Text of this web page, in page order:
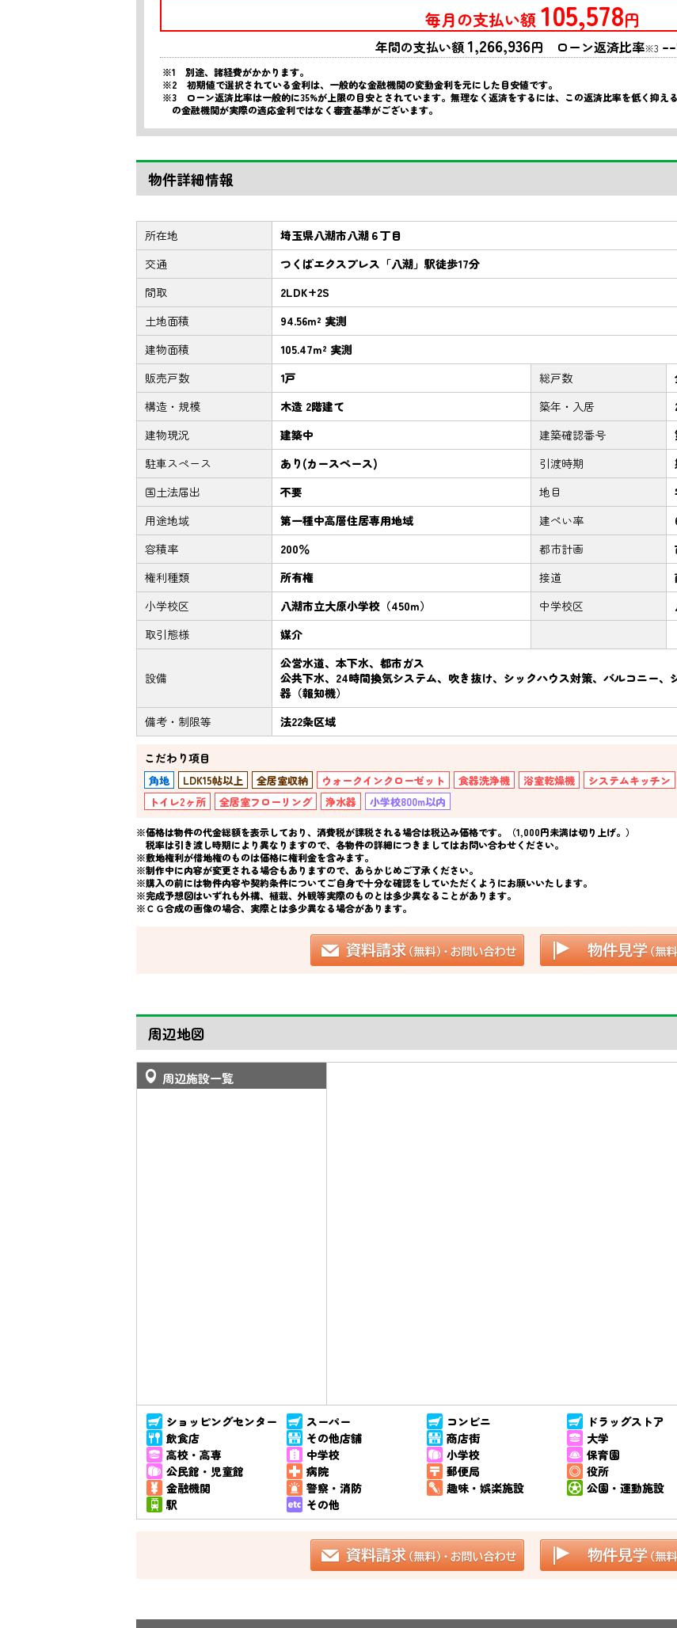
毎月の支払い額 105,578円
年間の支払い額1,266,936円 ローン返済比率※3 --
※1 別途、諸経費がかかります。
※2 初期値で選択されている金利は、一般的な金融機関の変動金利を元にした目安値です。
※3 ローン返済比率は一般的に35%が上限の目安とされています。無理なく返済をするには、この返済比率を低く抑え
の金融機関が実際の適応金利ではなく審査基準がございます。
物件詳細情報
所在地
埼玉県八潮市八潮６丁目
交通
つくばエクスプレス「八潮」駅徒歩17分
間取
2LDK+2S
土地面積
94.56m² 実測
建物面積
105.47m² 実測
販売戸数
1戸 総戸数
構造・規模
木造 2階建て 築年・入居
建物現況
建築中 建築確認番号
駐車スペース
あり(カースペース) 引渡時期
国土法届出
不要 地目
用途地域
第一種中高層住居専用地域 建ぺい率
容積率
200％ 都市計画
権利種類
所有権 接道
小学校区
八潮市立大原小学校（450m） 中学校区
取引態様
媒介
設備
公営水道、本下水、都市ガス
公共下水、24時間換気システム、吹き抜け、シックハウス対策、バルコニー
器（報知機）
備考・制限等
法22条区域
こだわり項目
角地 LDK15帖以上 全居室収納 ウォークインクローゼット 食器洗浄機 浴室乾燥機 システムキッチン
トイレ2ヶ所
全居室フローリング 浄水器 小学校800m以内
※価格は物件の代金総額を表示しており、消費税が課税される場合は税込み価格です。（1,000円未満は切り上げ。）
税率は引き渡し時期により異なりますので、各物件の詳細につきましてはお問い合わせください。
※敷地権利が借地権のものは価格に権利金を含みます。
※制作中に内容が変更される場合もありますので、あらかじめご了承ください。
※購入の前には物件内容や契約条件についてご自身で十分な確認をしていただくようにお願いいたします。
※完成予想図はいずれも外構、植栽、外観等実際のものとは多少異なることがあります。
※ＣＧ合成の画像の場合、実際とは多少異なる場合があります。
周辺地図
周辺施設一覧
ショッピングセンター スーパー コンビニ ドラッグストア
飲食店
その他店舗 商店街 大学
高校・高専
中学校 小学校 保育園
公民館・児童館
病院 郵便局 役所
金融機関
警察・消防 趣味・娯楽施設 公園・運動施設
駅
その他